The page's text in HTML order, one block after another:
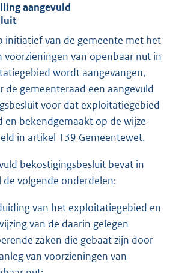
aangevuld
initiatief van de gemeente met het
voorzieningen van openbaar nut in
wordt aangevangen,
de gemeenteraad een aangevuld
voor dat exploitatiegebied
en bekendgemaakt op de wijze
in artikel 139 Gemeentewet.
bekostigingsbesluit bevat in
de volgende onderdelen:
van het exploitatiegebied en
van de daarin gelegen
zaken die gebaat zijn door
van voorzieningen van